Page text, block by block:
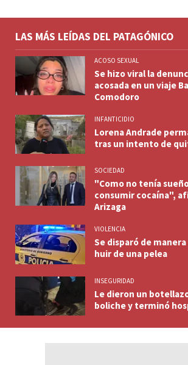
LAS MÁS LEÍDAS DEL PATAGÓNICO
ACOSO SEXUAL
Se hizo viral la
acosada en un viaje
Comodoro
INFANTICIDIO
Lorena Andrade
tras un intento de
SOCIEDAD
"Como no tenía
consumir cocaína",
Arizaga
VIOLENCIA
Se disparó de
huir de una pelea
INSEGURIDAD
Le dieron un
boliche y terminó